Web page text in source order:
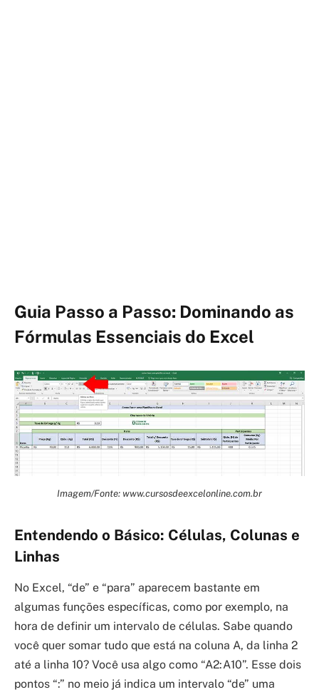
Guia Passo a Passo: Dominando as
Fórmulas Essenciais do Excel
Imagem/Fonte: www.cursosdeexcelonline.com.br
Entendendo o Básico: Células, Colunas e
Linhas
No Excel, “de” e “para” aparecem bastante em
algumas funções específicas, como por exemplo, na
hora de definir um intervalo de células. Sabe quando
você quer somar tudo que está na coluna A, da linha 2
até a linha 10? Você usa algo como “A2:A10”. Esse dois
pontos “:” no meio já indica um intervalo “de” uma